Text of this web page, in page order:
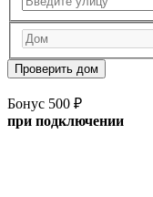
Проверить дом
Бонус 500 ₽
при подключении